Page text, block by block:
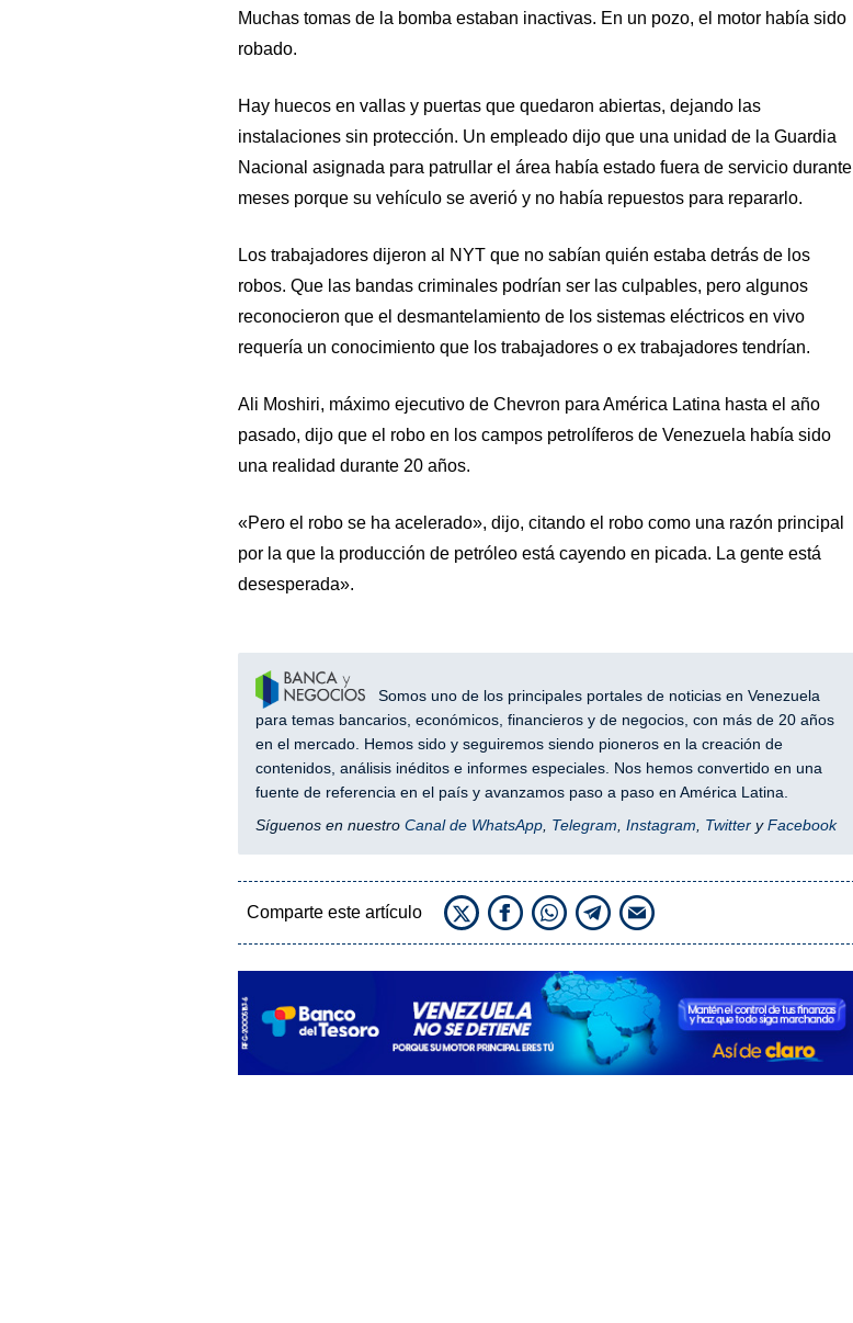
Muchas tomas de la bomba estaban inactivas. En un pozo, el motor había sido
robado.
Hay huecos en vallas y puertas que quedaron abiertas, dejando las
instalaciones sin protección. Un empleado dijo que una unidad de la Guardia
Nacional asignada para patrullar el área había estado fuera de servicio durante
meses porque su vehículo se averió y no había repuestos para repararlo.
Los trabajadores dijeron al NYT que no sabían quién estaba detrás de los
robos. Que las bandas criminales podrían ser las culpables, pero algunos
reconocieron que el desmantelamiento de los sistemas eléctricos en vivo
requería un conocimiento que los trabajadores o ex trabajadores tendrían.
Ali Moshiri, máximo ejecutivo de Chevron para América Latina hasta el año
pasado, dijo que el robo en los campos petrolíferos de Venezuela había sido
una realidad durante 20 años.
«Pero el robo se ha acelerado», dijo, citando el robo como una razón principal
por la que la producción de petróleo está cayendo en picada. La gente está
desesperada».
Somos uno de los principales portales de noticias en Venezuela
para temas bancarios, económicos, financieros y de negocios, con más de 20 años
en el mercado. Hemos sido y seguiremos siendo pioneros en la creación de
contenidos, análisis inéditos e informes especiales. Nos hemos convertido en una
fuente de referencia en el país y avanzamos paso a paso en América Latina.
Síguenos en nuestro Canal de WhatsApp, Telegram, Instagram, TwitteryFacebook
Comparte este artículo